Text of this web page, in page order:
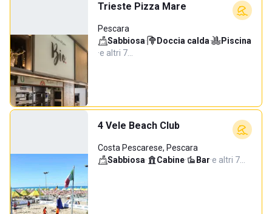
Trieste Pizza Mare
Pescara
Sabbiosa· Doccia calda·
Piscina
·e altri 7…
4 Vele Beach Club
Costa Pescarese, Pescara
Sabbiosa· Cabine· Bar·e altri 7…